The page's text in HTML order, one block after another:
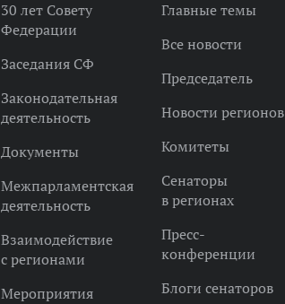
30 лет Совету
Федерации
Заседания СФ
Законодательная
деятельность
Документы
Межпарламентская
деятельность
Взаимодействие
с регионами
Мероприятия
Главные темы
Все новости
Председатель
Новости регионов
Комитеты
Сенаторы
в регионах
Пресс-
конференции
Блоги сенаторов